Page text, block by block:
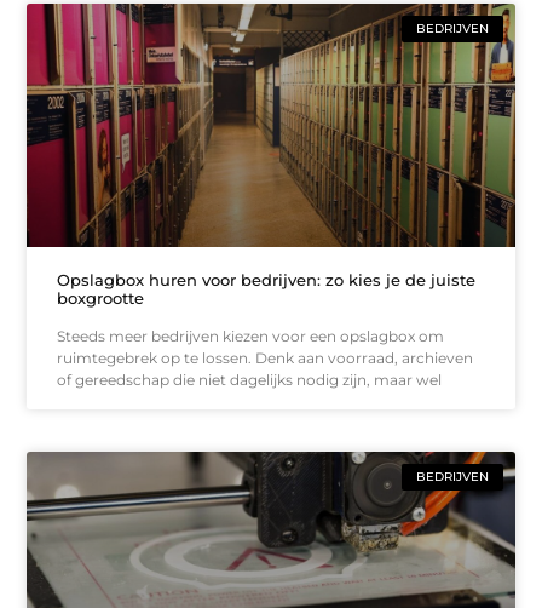
BEDRIJVEN
Opslagbox huren voor bedrijven: zo kies je de juiste
boxgrootte
Steeds meer bedrijven kiezen voor een opslagbox om
ruimtegebrek op te lossen. Denk aan voorraad, archieven
of gereedschap die niet dagelijks nodig zijn, maar wel
BEDRIJVEN